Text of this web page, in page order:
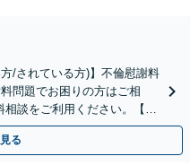
/されている方)】不倫慰謝料
問題でお困りの方はご相
談をご利用ください。【不
る